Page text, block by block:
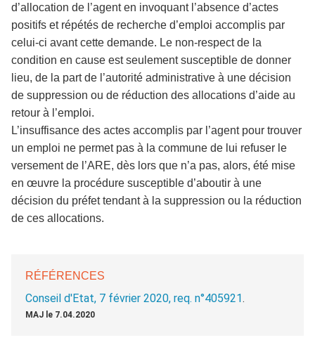
d’allocation de l’agent en invoquant l’absence d’actes
positifs et répétés de recherche d’emploi accomplis par
celui-ci avant cette demande. Le non-respect de la
condition en cause est seulement susceptible de donner
lieu, de la part de l’autorité administrative à une décision
de suppression ou de réduction des allocations d’aide au
retour à l’emploi.
L’insuffisance des actes accomplis par l’agent pour trouver
un emploi ne permet pas à la commune de lui refuser le
versement de l’ARE, dès lors que n’a pas, alors, été mise
en œuvre la procédure susceptible d’aboutir à une
décision du préfet tendant à la suppression ou la réduction
de ces allocations.
RÉFÉRENCES
Conseil d'Etat, 7 février 2020, req. n°405921.
MAJ le 7.04.2020